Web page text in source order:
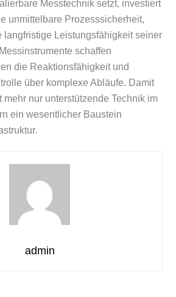
Messtechnik setzt, investiert
unmittelbare Prozesssicherheit,
langfristige Leistungsfähigkeit seiner
schaffen
die Reaktionsfähigkeit und
über komplexe Abläufe. Damit
nur unterstützende Technik im
ein wesentlicher Baustein
admin